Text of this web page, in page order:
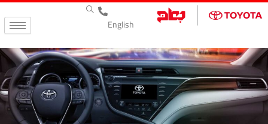
الصفحة الرئيسية
المركبات
العملاء
X